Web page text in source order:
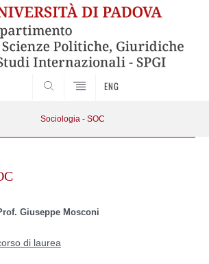
ENG
Sociologia - SOC
Giuseppe Mosconi
di laurea